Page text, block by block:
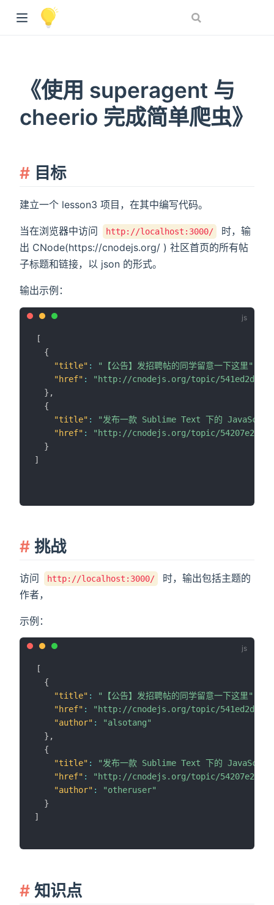
《使用 superagent 与
cheerio 完成简单爬虫》
目标
建立一个 lesson3 项目，在其中编写代码。
当在浏览器中访问 http://localhost:3000/
时，输
出 CNode(https://cnodejs.org/ ) 社区首页的所有帖
子标题和链接，以 json 的形式。
输出示例：
[
{
"title" : "【公告】发招聘帖的同学留意一下这里"
"href" :
"http://cnodejs.org/topic/
} ,
{
"title" :
"发布一款 Sublime Text 下的
"href" :
"http://cnodejs.org/topic/
}
]
挑战
访问 http://localhost:3000/
时，输出包括主题的
作者，
示例：
[
{
"title" : "【公告】发招聘帖的同学留意一下这里"
"href" :
"http://cnodejs.org/topic/
"author" :
"alsotang"
} ,
{
"title" :
"发布一款 Sublime Text 下的
"href" :
"http://cnodejs.org/topic/
"author" :
"otheruser"
}
]
知识点